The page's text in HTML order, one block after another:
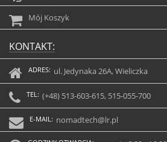
Mój Koszyk
KONTAKT:
ADRES: ul. Jedynaka 26A, Wieliczka
TEL: (+48) 513-603-615, 515-055-700
E-MAIL: nomadtech@lr.pl